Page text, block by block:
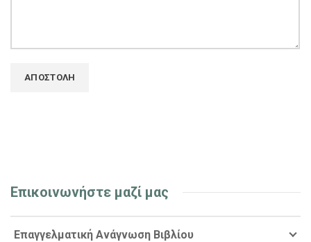
Επικοινωνήστε μαζί μας
Επαγγελματική Ανάγνωση Βιβλίου